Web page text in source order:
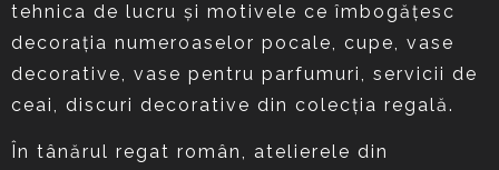
tehnica de lucru și motivele ce îmbogățesc
decorația numeroaselor pocale, cupe, vase
decorative, vase pentru parfumuri, servicii de
ceai, discuri decorative din colecția regală.
În tânărul regat român, atelierele din